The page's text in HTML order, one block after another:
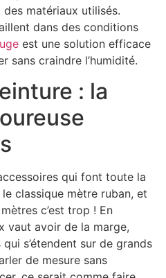
des matériaux utilisés.
dans des conditions
est une solution efficace
sans craindre l’humidité.
: la
qui font toute la
classique mètre ruban, et
c’est trop ! En
vaut avoir de la marge,
s’étendent sur de grands
de mesure sans